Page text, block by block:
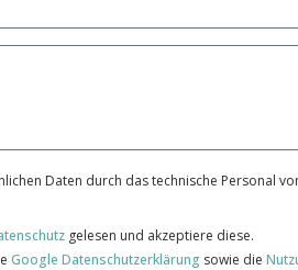
Daten durch das technische Personal
gelesen und akzeptiere diese.
Google Datenschutzerklärung sowie die